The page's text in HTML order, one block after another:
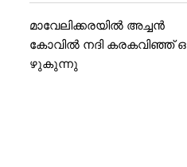
മാവേലിക്കരയിൽ അച്ചൻ
കോവിൽ നദി കരകവിഞ്ഞ് ഒ
ഴുകുന്നു